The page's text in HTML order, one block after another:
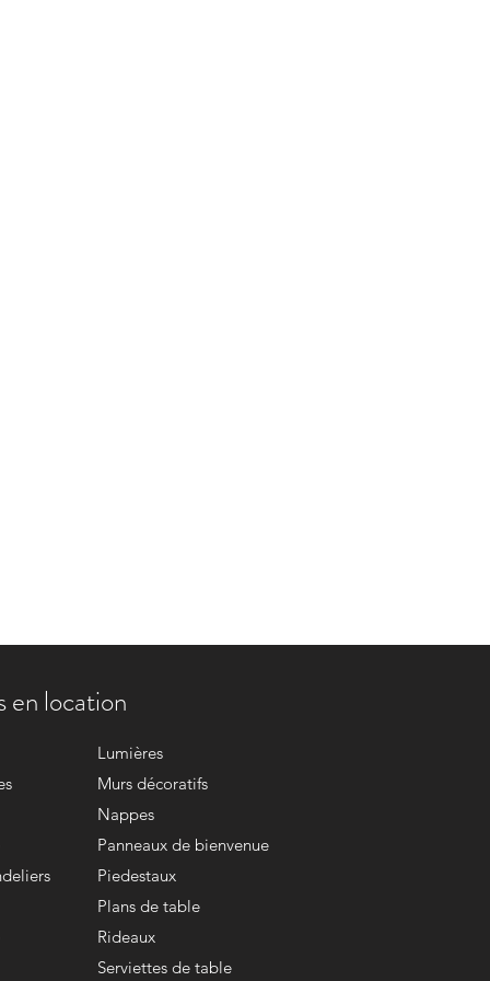
en location
Lumières
Murs décoratifs
Nappes
Panneaux de bienvenue
Piedestaux
Plans de table
Rideaux
Serviettes de table